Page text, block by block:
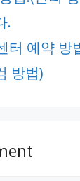
.
터 예약 방
방법)